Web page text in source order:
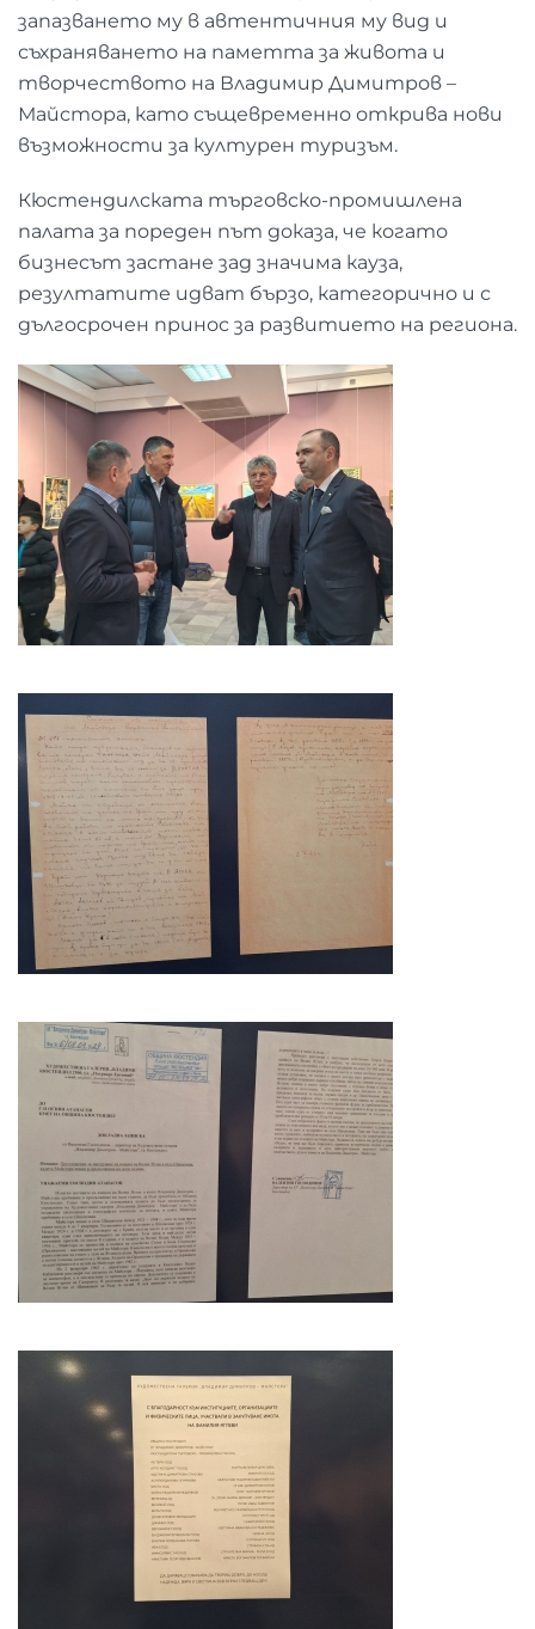
запазването му в автентичния му вид и
съхраняването на паметта за живота и
творчеството на Владимир Димитров –
Майстора, като същевременно открива нови
възможности за културен туризъм.
Кюстендилската търговско-промишлена
палата за пореден път доказа, че когато
бизнесът застане зад значима кауза,
резултатите идват бързо, категорично и с
дългосрочен принос за развитието на региона.